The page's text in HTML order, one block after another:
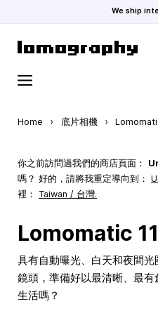
We ship
Home › 底片相機 ›
你之前訪問過我們的商店頁面：
嗎？ 好的，請將我重定導向到：
裡： Taiwan / 台灣.
Lomomatic
具有自動曝光、白天和夜間
鏡頭，準備好以最清晰、最
生活嗎？